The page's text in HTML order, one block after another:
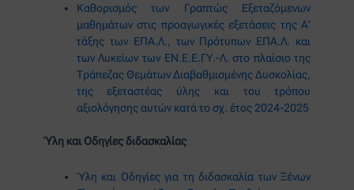
Καθορισμός των Γραπτώς Εξεταζόμενων
μαθημάτων στις προαγωγικές εξετάσεις της Α’
τάξης των ΕΠΑ.Λ., των Πρότυπων ΕΠΑ.Λ. και
των Λυκείων των ΕΝ.Ε.Ε.ΓΥ.-Λ. στο πλαίσιο της
Τράπεζας Θεμάτων Διαβαθμισμένης Δυσκολίας,
της εξεταστέας ύλης και του τρόπου
αξιολόγησης αυτών κατά το σχ. έτος 2024-2025
Ύλη και Οδηγίες διδασκαλίας
Ύλη και Οδηγίες για τη διδασκαλία των Ξένων